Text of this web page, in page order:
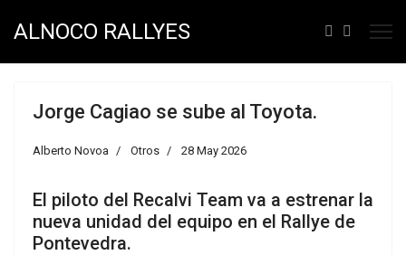
ALNOCO RALLYES
Jorge Cagiao se sube al Toyota.
Alberto Novoa Otros 28 May 2026
El piloto del Recalvi Team va a estrenar la
nueva unidad del equipo en el Rallye de
Pontevedra.